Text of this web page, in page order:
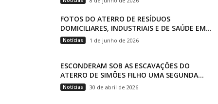
FOTOS DO ATERRO DE RESÍDUOS
DOMICILIARES, INDUSTRIAIS E DE SAÚDE EM...
Notícias 1 de junho de 2026
ESCONDERAM SOB AS ESCAVAÇÕES DO
ATERRO DE SIMÕES FILHO UMA SEGUNDA...
Notícias 30 de abril de 2026